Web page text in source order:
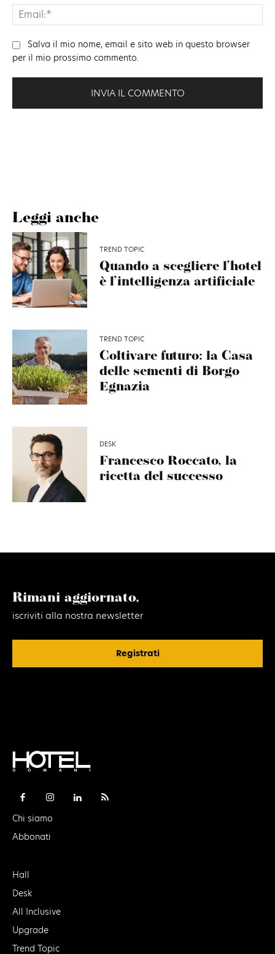
Leggi anche
TREND TOPIC
Quando a scegliere l’hotel
è l’intelligenza artificiale
TREND TOPIC
Coltivare futuro: la Casa
delle sementi di Borgo
Egnazia
DESK
Francesco Roccato, la
ricetta del successo
Salva il mio nome, email e sito web in questo browser
per il mio prossimo commento.
Rimani aggiornato,
iscriviti alla nostra newsletter
Registrati
Chi siamo
Abbonati
Hall
Desk
All Inclusive
Upgrade
Trend Topic